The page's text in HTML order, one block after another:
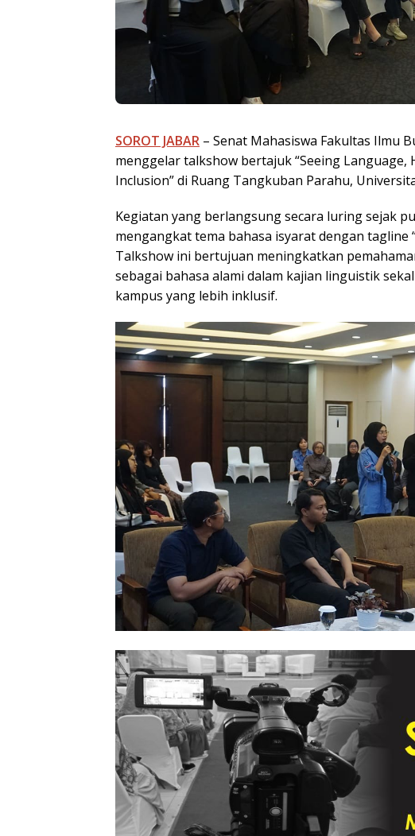
SOROT JABAR – Senat Mahasiswa Fakultas Ilmu
menggelar talkshow bertajuk “Seeing Language,
Inclusion” di Ruang Tangkuban Parahu,
Kegiatan yang berlangsung secara luring sejak
mengangkat tema bahasa isyarat dengan tagline
Talkshow ini bertujuan meningkatkan
sebagai bahasa alami dalam kajian linguistik
kampus yang lebih inklusif.